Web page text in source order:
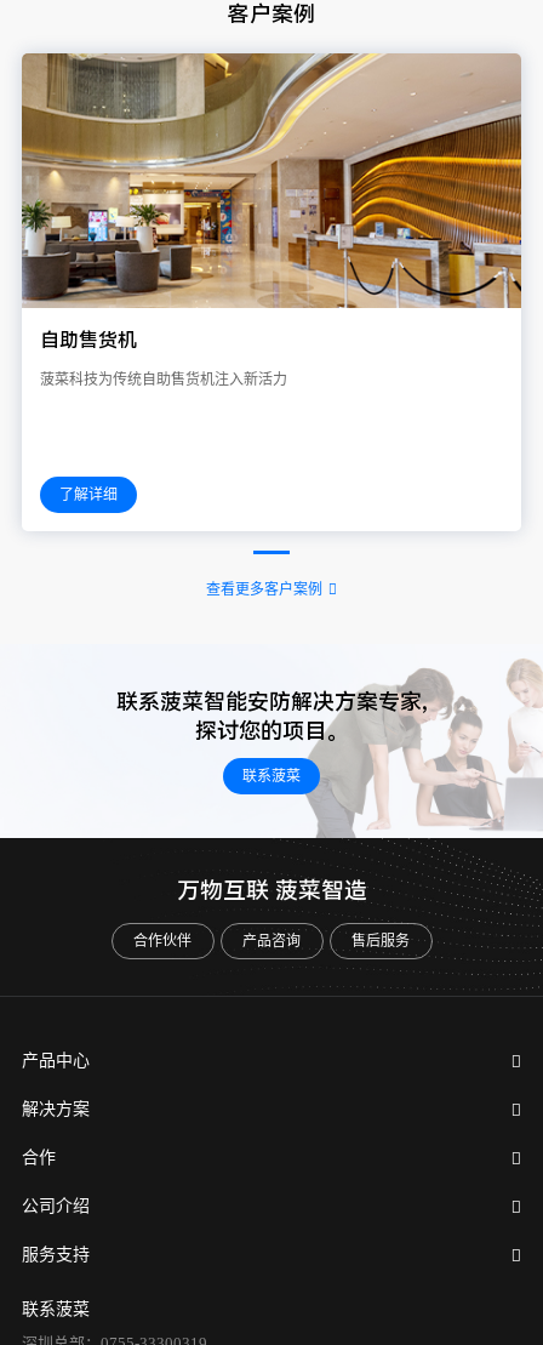
客户案例
自助售货机
菠菜科技为传统自助售货机注入新活力
查看更多客户案例
联系菠菜智能安防解决方案专家,
探讨您的项目。
联系菠菜
万物互联 菠菜智造
合作伙伴 产品咨询 售后服务
产品中心
解决方案
合作
公司介绍
服务支持
联系菠菜